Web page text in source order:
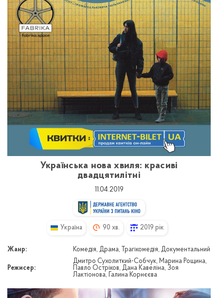
Українська нова хвиля: красиві
двадцятилітні
11.04.2019
Україна 90 хв. 2019 рік
Жанр: Комедія, Драма, Трагікомедія, Документальний
Режисер:
Дмитро Сухолиткий-Собчук, Марина Рощина,
Павло Остріков, Дана Кавеліна, Зоя
Лактіонова, Галина Корнєєва